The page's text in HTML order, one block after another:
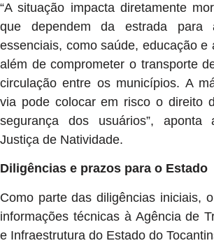
“A situação impacta diretamente
que dependem da estrada para
essenciais, como saúde, educação e
além de comprometer o transporte
circulação entre os municípios. A
via pode colocar em risco o direito
segurança dos usuários”, aponta
Justiça de Natividade.
Diligências e prazos para o Estado
Como parte das diligências iniciais,
informações técnicas à Agência de
e Infraestrutura do Estado do